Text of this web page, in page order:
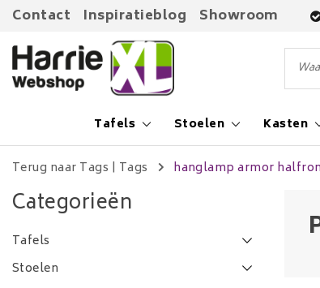
Contact Inspiratieblog Showroom
Tafels Stoelen Kasten
Terug naar Tags | Tags hanglamp armor
Categorieën
Tafels
Stoelen